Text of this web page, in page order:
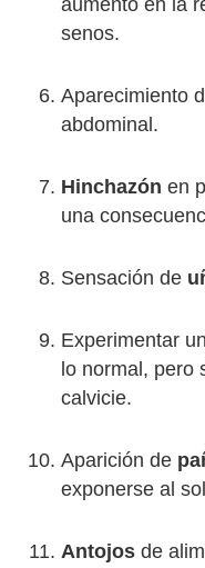
aumento en la
senos.
Aparecimiento
abdominal.
Hinchazón en
una
Sensación de
Experimentar
lo normal, pero
calvicie.
Aparición de
exponerse al
Antojos de